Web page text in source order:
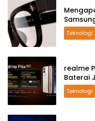
Teknologi
realme
Baterai
Teknologi